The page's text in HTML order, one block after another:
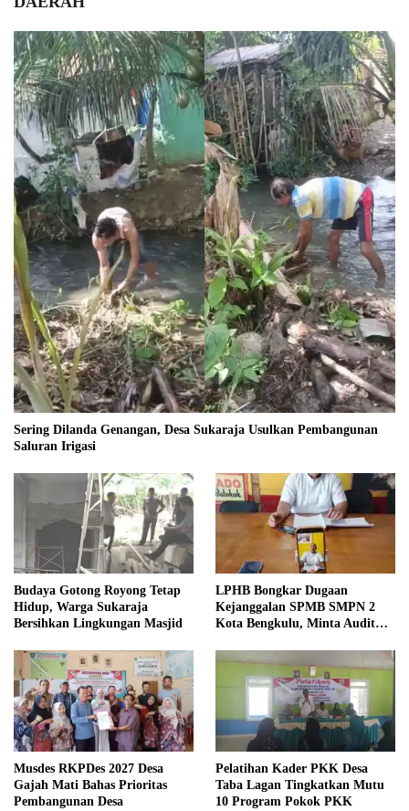
Sering Dilanda Genangan, Desa Sukaraja Usulkan Pembangunan
Saluran Irigasi
Budaya Gotong Royong Tetap
Hidup, Warga Sukaraja
Bersihkan Lingkungan Masjid
LPHB Bongkar Dugaan
Kejanggalan SPMB SMPN 2
Kota Bengkulu, Minta Audit
Musdes RKPDes 2027 Desa
Gajah Mati Bahas Prioritas
Pembangunan Desa
Pelatihan Kader PKK Desa
Taba Lagan Tingkatkan Mutu
10 Program Pokok PKK